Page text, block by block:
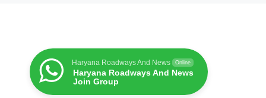
Haryana Roadways And News Online
Haryana Roadways And News
Join Group